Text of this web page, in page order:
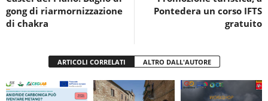
o
k
p
gong di riarmornizzazione
di chakra
Pontedera un corso IFTS
gratuito
ARTICOLI CORRELATI ALTRO DALL'AUTORE